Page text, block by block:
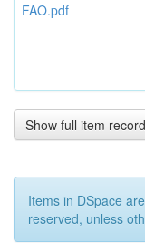
FAO.pdf
Show full item record
Items in DSpace
reserved, unless